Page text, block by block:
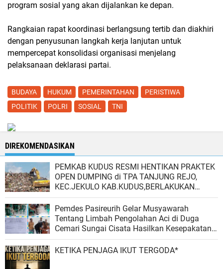
program sosial yang akan dijalankan ke depan.
Rangkaian rapat koordinasi berlangsung tertib dan diakhiri
dengan penyusunan langkah kerja lanjutan untuk
mempercepat konsolidasi organisasi menjelang
pelaksanaan deklarasi partai.
BUDAYA HUKUM PEMERINTAHAN
PERISTIWA
POLITIK
POLRI SOSIAL TNI
DIREKOMENDASIKAN
PEMKAB KUDUS RESMI HENTIKAN PRAKTEK
OPEN DUMPING di TPA TANJUNG REJO,
KEC.JEKULO KAB.KUDUS,BERLAKUKAN
SISTEM PENGELOLAAN SAMPAH BARU
Pemdes Pasireurih Gelar Musyawarah
Tentang Limbah Pengolahan Aci di Duga
Cemari Sungai Cisata Hasilkan Kesepakatan
Tutup Sementara
KETIKA PENJAGA IKUT TERGODA*